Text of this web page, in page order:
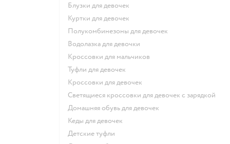
Блузки для девочек
Куртки для девочек
Полукомбинезоны для девочек
Водолазка для девочки
Кроссовки для мальчиков
Туфли для девочек
Кроссовки для девочек
Светящиеся кроссовки для девочек с зарядкой
Домашняя обувь для девочек
Кеды для девочек
Детские туфли